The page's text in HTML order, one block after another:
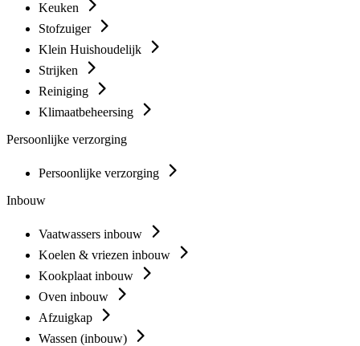
Keuken
Stofzuiger
Klein Huishoudelijk
Strijken
Reiniging
Klimaatbeheersing
Persoonlijke verzorging
Persoonlijke verzorging
Inbouw
Vaatwassers inbouw
Koelen & vriezen inbouw
Kookplaat inbouw
Oven inbouw
Afzuigkap
Wassen (inbouw)